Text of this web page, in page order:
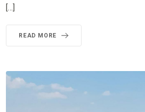
[…]
READ MORE